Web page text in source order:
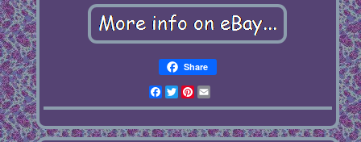
Share
Facebook
TwitterPinterest